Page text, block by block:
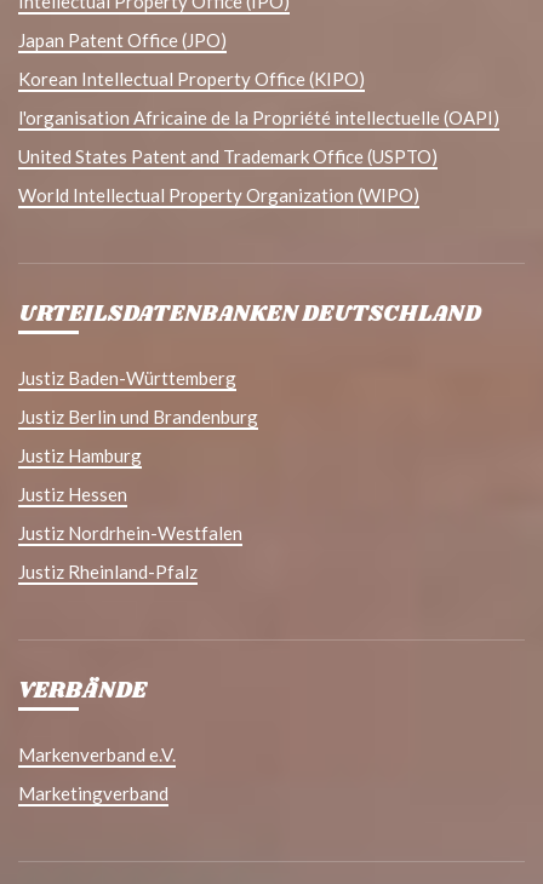
Japan Patent Office (JPO)
Korean Intellectual Property Office (KIPO)
l'organisation Africaine de la Propriété intellectuelle (OAPI)
United States Patent and Trademark Office (USPTO)
World Intellectual Property Organization (WIPO)
URTEILSDATENBANKEN DEUTSCHLAND
Justiz Baden-Württemberg
Justiz Berlin und Brandenburg
Justiz Hamburg
Justiz Hessen
Justiz Nordrhein-Westfalen
Justiz Rheinland-Pfalz
VERBÄNDE
Markenverband e.V.
Marketingverband